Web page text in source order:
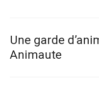
Une garde
Animaute